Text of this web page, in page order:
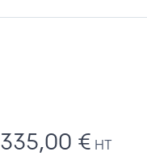
335,00 € HT